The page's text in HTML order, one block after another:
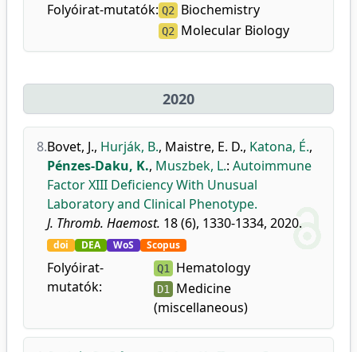
Folyóirat-mutatók: Q2 Biochemistry
Q2 Molecular Biology
2020
8.Bovet, J., Hurják, B., Maistre, E. D., Katona, É.,
Pénzes-Daku, K., Muszbek, L.: Autoimmune
Factor XIII Deficiency With Unusual
Laboratory and Clinical Phenotype.
J. Thromb. Haemost. 18 (6), 1330-1334, 2020.
doi DEA WoS Scopus
Folyóirat-
mutatók:
Q1 Hematology
D1 Medicine
(miscellaneous)